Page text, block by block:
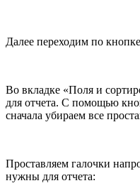
Далее переходим по кнопке
Во вкладке «Поля и
для отчета. С помощью
сначала убираем все
Проставляем галочки
нужны для отчета: